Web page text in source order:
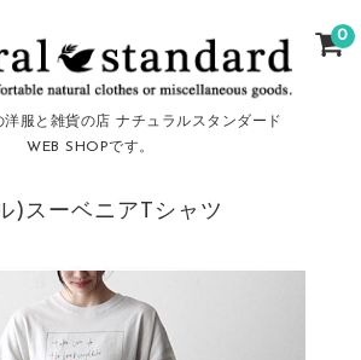
洋服と雑貨の店 ナチュラルスタンダード
WEB SHOPです。
0
)スーベニアTシャツ